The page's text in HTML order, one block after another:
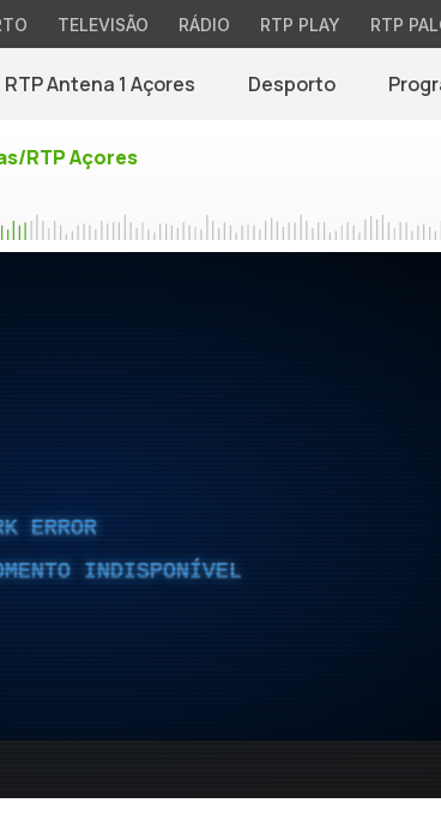
TELEVISÃO RÁDIO RTP PLAY RTP
RTP Antena 1 Açores Desporto
RTP Açores
ERROR
INDISPONÍVEL